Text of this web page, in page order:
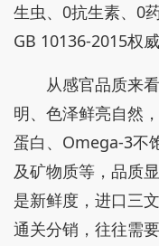
生虫、0抗生素、0
GB 10136-2015权威
从感官品质来
明、色泽鲜亮自然
蛋白、Omega-3不
及矿物质等，品质
是新鲜度，进口三
通关分销，往往需